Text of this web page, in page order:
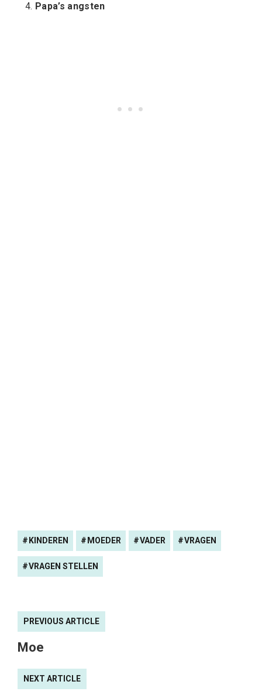
Papa’s angsten
KINDEREN MOEDER VADER VRAGEN
VRAGEN STELLEN
PREVIOUS ARTICLE
Moe
NEXT ARTICLE